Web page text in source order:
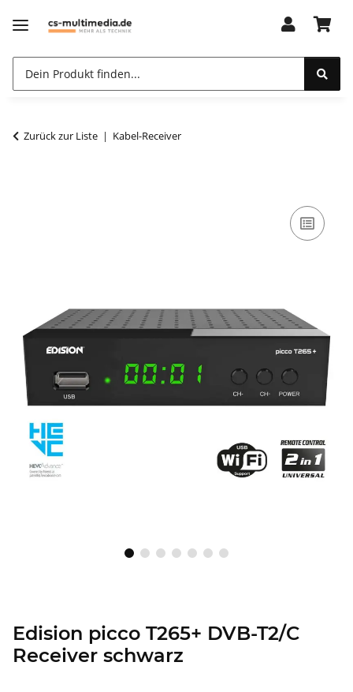
Zurück zur Liste Kabel-Receiver
Edision picco T265+ DVB-T2/C
Receiver schwarz